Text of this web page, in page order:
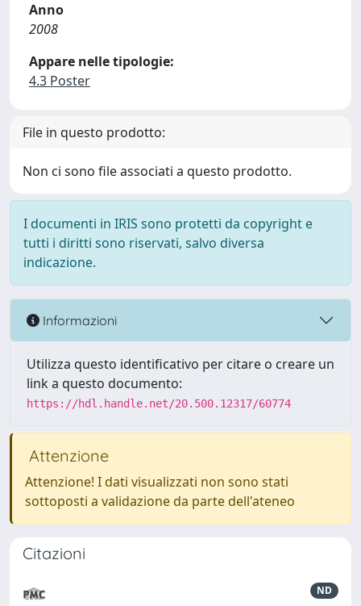
Anno
2008
Appare nelle tipologie:
4.3 Poster
File in questo prodotto:
Non ci sono file associati a questo prodotto.
I documenti in IRIS sono protetti da copyright e
tutti i diritti sono riservati, salvo diversa
indicazione.
Informazioni
Utilizza questo identificativo per citare o creare un
link a questo documento:
https://hdl.handle.net/20.500.12317/60774
Attenzione
Attenzione! I dati visualizzati non sono stati
sottoposti a validazione da parte dell'ateneo
Citazioni
ND